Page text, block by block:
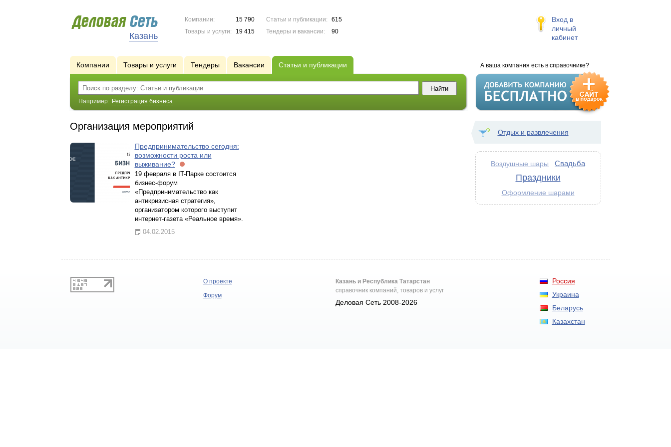
Казань
Компании:
15 790
Товары и услуги:
19 415
Статьи и публикации:
615
Тендеры и вакансии:
90
Вход в
личный
кабинет
А ваша компания есть в справочнике?
Компании Товары и услуги Тендеры Вакансии Статьи и публикации
Например: Регистрация бизнеса
Организация мероприятий
Предпринимательство сегодня:
возможности роста или
выживание?
19 февраля в IT-Парке состоится
бизнес-форум
«Предпринимательство как
антикризисная стратегия»,
организатором которого выступит
интернет-газета «Реальное время».
04.02.2015
Отдых и развлечения
Воздушные шары Свадьба
Праздники
Оформление шарами
Россия
Украина
Беларусь
Казахстан
О проекте
Форум
Казань и Республика Татарстан
справочник компаний, товаров и услуг
Деловая Сеть 2008-2026